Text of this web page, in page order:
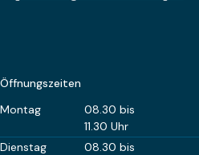
Öffnungszeiten
Wochentag
Öffnungszeiten
Montag
08.30 bis
11.30 Uhr
Dienstag
08.30 bis